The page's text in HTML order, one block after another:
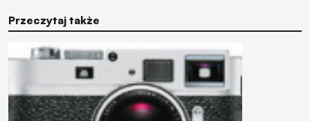
Przeczytaj także